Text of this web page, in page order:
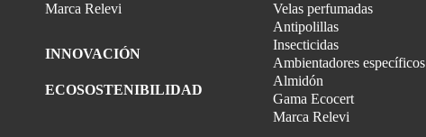
Marca Relevi
INNOVACIÓN
ECOSOSTENIBILIDAD
Velas perfumadas
Antipolillas
Insecticidas
Ambientadores específicos
Almidón
Gama Ecocert
Marca Relevi